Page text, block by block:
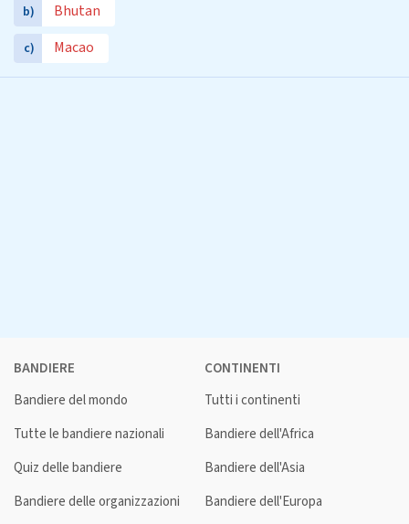
b) Bhutan
c) Macao
BANDIERE
Bandiere del mondo
Tutte le bandiere nazionali
Quiz delle bandiere
Bandiere delle organizzazioni
CONTINENTI
Tutti i continenti
Bandiere dell'Africa
Bandiere dell'Asia
Bandiere dell'Europa